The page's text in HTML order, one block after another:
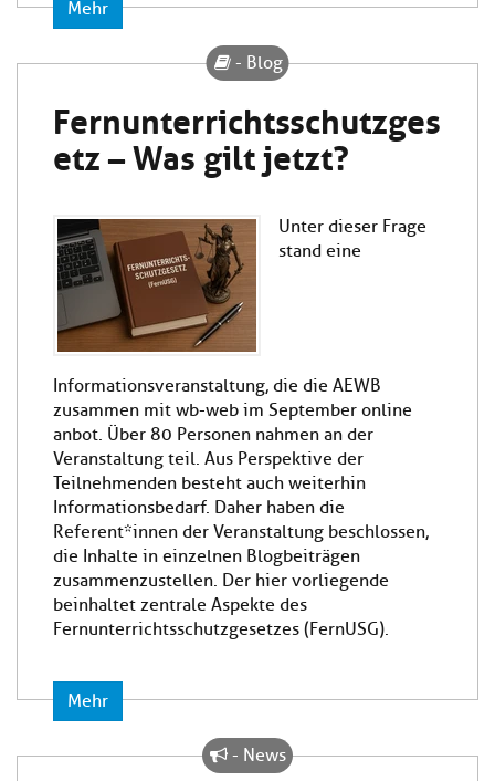
Mehr
Fernunterrichtsschutzges
etz – Was gilt jetzt?
- Blog
Unter dieser Frage
stand eine
Informationsveranstaltung, die die AEWB
zusammen mit wb-web im September online
anbot. Über 80 Personen nahmen an der
Veranstaltung teil. Aus Perspektive der
Teilnehmenden besteht auch weiterhin
Informationsbedarf. Daher haben die
Referent*innen der Veranstaltung beschlossen,
die Inhalte in einzelnen Blogbeiträgen
zusammenzustellen. Der hier vorliegende
beinhaltet zentrale Aspekte des
Fernunterrichtsschutzgesetzes (FernUSG).
Mehr
- News